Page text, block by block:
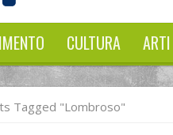
CULTURA ARTI
Tagged "Lombroso"